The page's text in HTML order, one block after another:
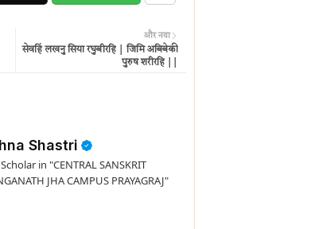
और नया
सेवहिं लखनु सिया रघुबीरहि | जिमि अबिबेकी
पुरुष शरीरहि ||
Shastri
in "CENTRAL SANSKRIT
JHA CAMPUS PRAYAGRAJ"